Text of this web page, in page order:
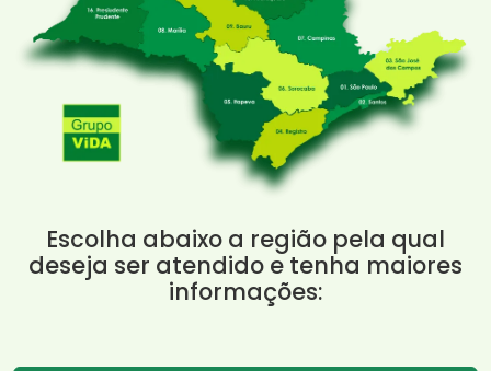
Escolha abaixo a região pela qual
deseja ser atendido e tenha maiores
informações: